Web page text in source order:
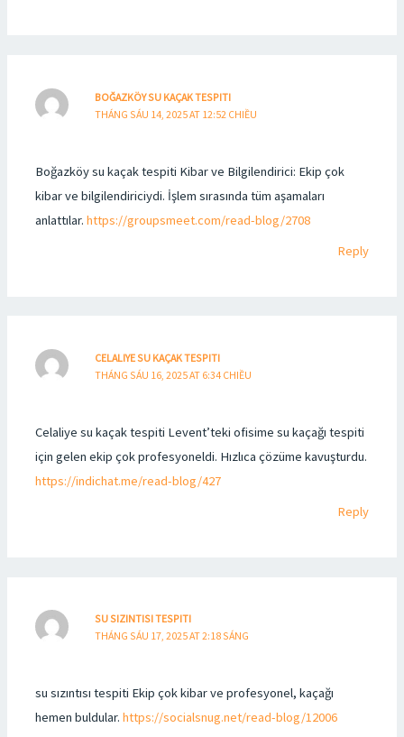
BOĞAZKÖY SU KAÇAK TESPITI
THÁNG SÁU 14, 2025 AT 12:52 CHIỀU
Boğazköy su kaçak tespiti Kibar ve Bilgilendirici: Ekip çok
kibar ve bilgilendiriciydi. İşlem sırasında tüm aşamaları
anlattılar.https://groupsmeet.com/read-blog/2708
Reply
CELALIYE SU KAÇAK TESPITI
THÁNG SÁU 16, 2025 AT 6:34 CHIỀU
Celaliye su kaçak tespiti Levent’teki ofisime su kaçağı tespiti
için gelen ekip çok profesyoneldi. Hızlıca çözüme kavuşturdu.
https://indichat.me/read-blog/427
Reply
SU SIZINTISI TESPITI
THÁNG SÁU 17, 2025 AT 2:18 SÁNG
su sızıntısı tespiti Ekip çok kibar ve profesyonel, kaçağı
hemen buldular.https://socialsnug.net/read-blog/12006